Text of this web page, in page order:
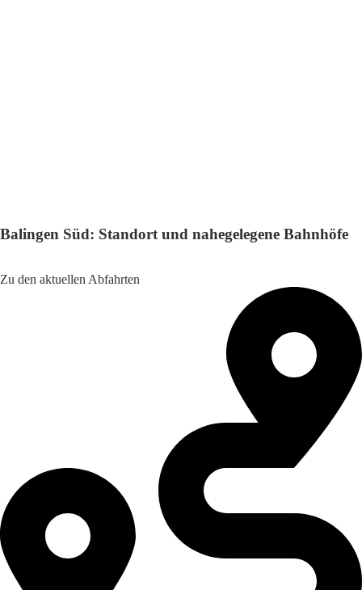
Balingen Süd: Standort und nahegelegene Bahnhöfe
Zu den aktuellen Abfahrten